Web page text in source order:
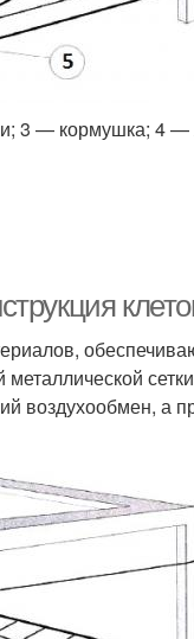
3 — кормушка; 4
воздухообмен, а